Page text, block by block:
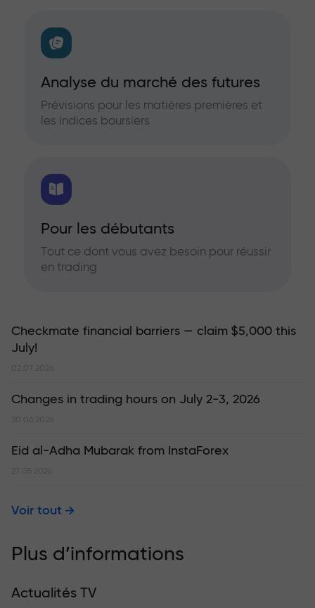
Analyse du marché des futures
Prévisions pour les matières premières et
les indices boursiers
Pour les débutants
Tout ce dont vous avez besoin pour réussir
en trading
Checkmate financial barriers — claim $5,000 this
July!
02.07.2026
Changes in trading hours on July 2-3, 2026
30.06.2026
Eid al-Adha Mubarak from InstaForex
27.05.2026
Voir tout
Plus d’informations
Actualités TV